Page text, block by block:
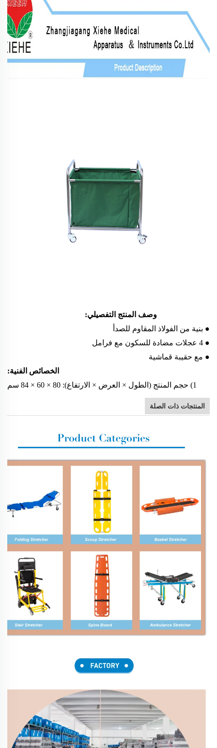
وصف المنتج التفصيلي:
● بنية من الفولاذ المقاوم للصدأ
● 4 عجلات مضادة للسكون مع فرامل
● مع حقيبة قماشية
الخصائص الفنية:
1) حجم المنتج (الطول × العرض × الارتفاع): 80 × 60 × 84 سم
المنتجات ذات الصلة